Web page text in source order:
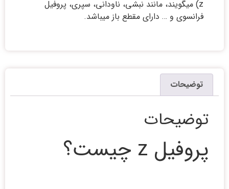
z) میگویند، مانند نبشی، ناودانی، سپری، پروفیل
فرانسوی و … دارای مقطع باز میباشد.
توضیحات
توضیحات
پروفیل z چیست؟